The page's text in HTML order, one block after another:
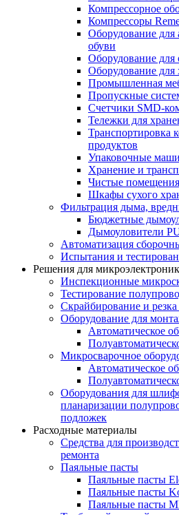
Компрессорное
Компрессоры
Оборудование для
обуви
Оборудование для
Оборудование для
Промышленная
Пропускные
Счетчики SMD-
Тележки для
Транспортировка
продуктов
Упаковочные
Хранение и
Чистые
Шкафы сухого
Фильтрация дыма,
Бюджетные
Дымоуловители
Автоматизация
Испытания и
Решения для
Инспекционные
Тестирование
Скрайбирование и резка
Оборудование для
Автоматическое
Микросварочное
Автоматическое
Оборудования для
планаризации
подложек
Расходные материалы
Средства для
ремонта
Паяльные пасты
Паяльные пасты
Паяльные пасты
Паяльные пасты